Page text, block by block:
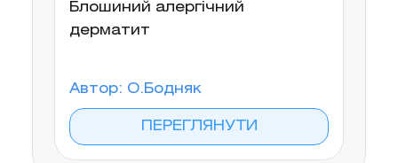
Блошиний алергічний
дерматит
Автор: О.Бодняк
ПЕРЕГЛЯНУТИ